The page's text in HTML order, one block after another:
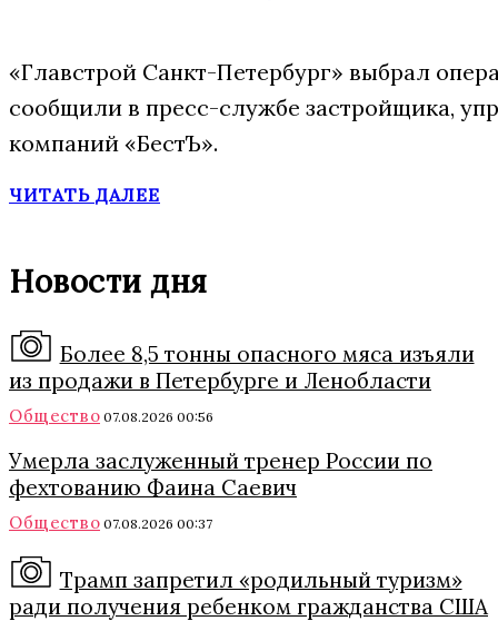
«Главстрой Санкт-Петербург» выбрал
сообщили в пресс-службе застройщика,
компаний «БестЪ».
ЧИТАТЬ ДАЛЕЕ
Новости дня
Более 8,5 тонны опасного мяса изъяли
из продажи в Петербурге и Ленобласти
Общество 07.08.2026 00:56
Умерла заслуженный тренер России по
фехтованию Фаина Саевич
Общество 07.08.2026 00:37
Трамп запретил «родильный туризм»
ради получения ребенком гражданства США